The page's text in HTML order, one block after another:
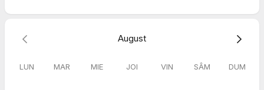
August
LUN MAR MIE JOI VIN SÂM DUM